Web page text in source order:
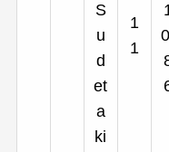
S
u
d
et
a
ki
1
1